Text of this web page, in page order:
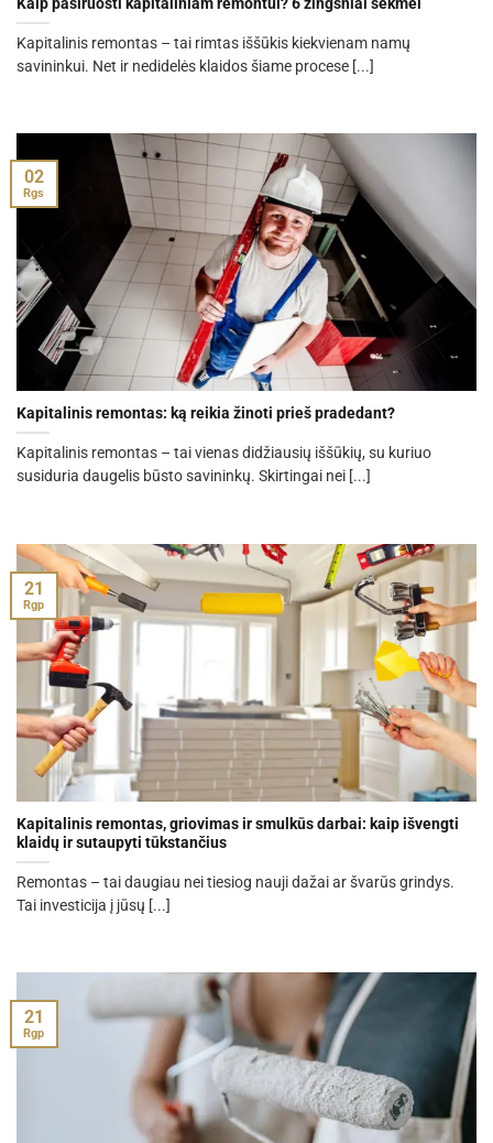
Kaip pasiruošti kapitaliniam remontui? 6 žingsniai sėkmei
Kapitalinis remontas – tai rimtas iššūkis kiekvienam namų
savininkui. Net ir nedidelės klaidos šiame procese [...]
Kapitalinis remontas: ką reikia žinoti prieš pradedant?
Kapitalinis remontas – tai vienas didžiausių iššūkių, su kuriuo
susiduria daugelis būsto savininkų. Skirtingai nei [...]
02
Rgs
Kapitalinis remontas, griovimas ir smulkūs darbai: kaip išvengti
klaidų ir sutaupyti tūkstančius
Remontas – tai daugiau nei tiesiog nauji dažai ar švarūs grindys.
Tai investicija į jūsų [...]
21
Rgp
21
Rgp